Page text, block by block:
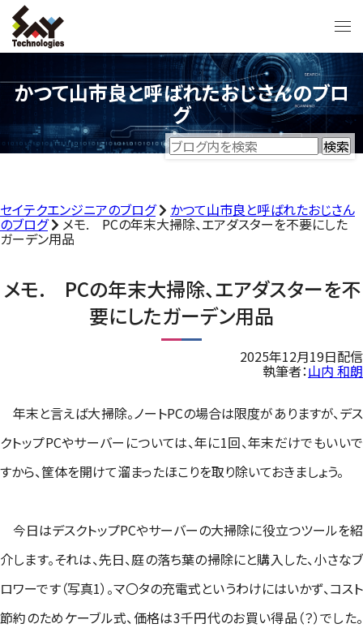
かつて山市良と呼ばれたおじさんのブロ
グ
セイテクエンジニアのブログ かつて山市良と呼ばれたおじさん
のブログ メモ. PCの年末大掃除、エアダスターを不要にした
ガーデン用品
メモ. PCの年末大掃除、エアダスターを不
要にしたガーデン用品
2025年12月19日配信
執筆者：山内 和朗
年末と言えば大掃除。ノートPCの場合は限度がありますが、デス
クトップPCやサーバーについては、年に1回、年末だけでもいいで
すから、筐体を開けて溜まったほこりを取り除いておきましょう。
今日はデスクトップPCやサーバーの大掃除に役立つツールを紹
介します。それは、先日、庭の落ち葉の掃除にと購入した、小さなブ
ロワーです（写真1）。マ〇タの充電式というわけにはいかず、コスト
節約のためケーブル式、価格は3千円代のお買い得品（？）でした。